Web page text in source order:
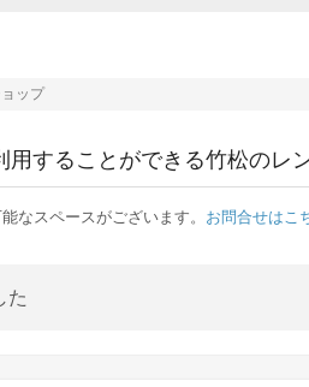
研修・ワークショップの
ップ
することができる竹松のレ
なスペースがございます。 お問合せはこ
た